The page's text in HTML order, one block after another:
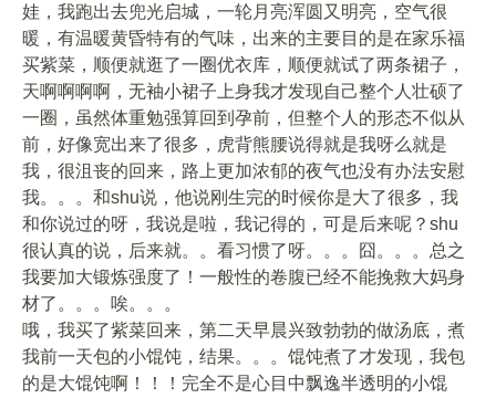
娃，我跑出去兜光启城，一轮月亮浑圆又明亮，空气很
暖，有温暖黄昏特有的气味，出来的主要目的是在家乐福
买紫菜，顺便就逛了一圈优衣库，顺便就试了两条裙子，
天啊啊啊啊，无袖小裙子上身我才发现自己整个人壮硕了
一圈，虽然体重勉强算回到孕前，但整个人的形态不似从
前，好像宽出来了很多，虎背熊腰说得就是我呀么就是
我，很沮丧的回来，路上更加浓郁的夜气也没有办法安慰
我。。。和shu说，他说刚生完的时候你是大了很多，我
和你说过的呀，我说是啦，我记得的，可是后来呢？shu
很认真的说，后来就。。看习惯了呀。。。囧。。。总之
我要加大锻炼强度了！一般性的卷腹已经不能挽救大妈身
材了。。。唉。。。
哦，我买了紫菜回来，第二天早晨兴致勃勃的做汤底，煮
我前一天包的小馄饨，结果。。。馄饨煮了才发现，我包
的是大馄饨啊！！！完全不是心目中飘逸半透明的小馄